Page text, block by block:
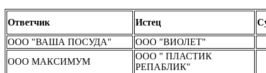
Ответчик Истец
ООО "ВАША ПОСУДА"
ООО "ВИОЛЕТ"
ООО МАКСИМУМ
ООО " ПЛАСТИК
РЕПАБЛИК"